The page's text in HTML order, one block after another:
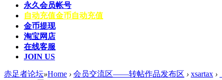
永久会员帐号
自动充值金币自动充值
金币提现
淘宝网店
在线客服
JOIN US
赤足者论坛»Home › 会员交流区——转帖作品发布区 › xsartax ›